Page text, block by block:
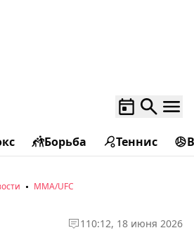
Борьба Теннис
MMA/UFC
1 10:12, 18 июня 2026